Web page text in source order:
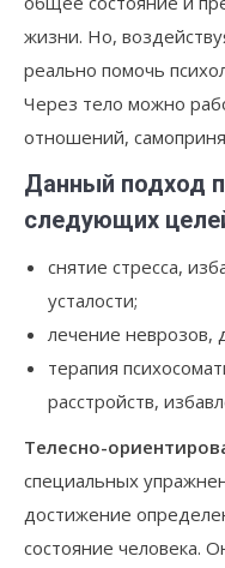
жизни. Но,
реально помочь
Через тело можно
отношений,
Данный подход
следующих
снятие стресса,
усталости;
лечение неврозов,
терапия
расстройств,
Телесно-
специальных
достижение
состояние человека.